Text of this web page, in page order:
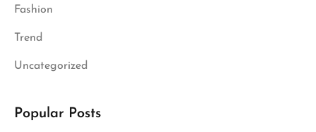
Fashion
Trend
Uncategorized
Popular Posts